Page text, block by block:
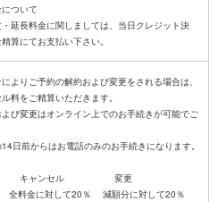
ついて
延長料金に関しましては、当日クレジット決
よりご予約の解約および変更をされる場合は、
料をご精算いただきます。
び変更はオンライン上でのお手続きが可能でご
日前からはお電話のみのお手続きになります。
セル 変更
全料金に対して20％ 減額分に対して20％